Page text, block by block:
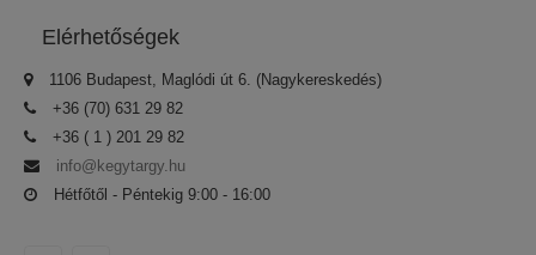
Elérhetőségek
1106 Budapest, Maglódi út 6. (Nagykereskedés)
+36 (70) 631 29 82
+36 ( 1 ) 201 29 82
info@kegytargy.hu
Hétfőtől - Péntekig 9:00 - 16:00